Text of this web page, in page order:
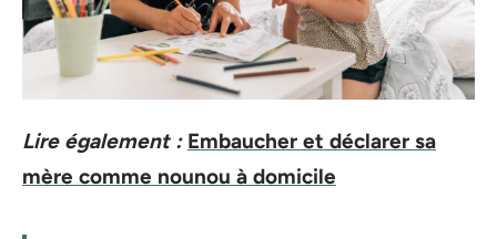
Lire également : Embaucher et déclarer sa
mère comme nounou à domicile